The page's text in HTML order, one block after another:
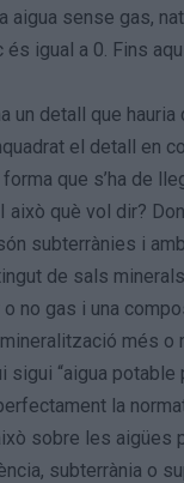
aigua sense gas,
igual a 0. Fins
un detall que
el detall en
que s’ha de
això què vol dir?
subterrànies i
de sals
no gas i una
més o
“aigua potable
la
sobre les
subterrània o